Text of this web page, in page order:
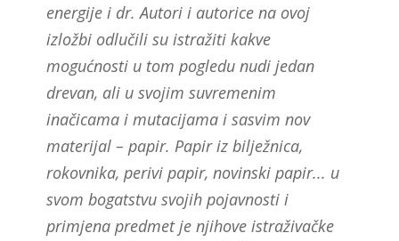
energije i dr. Autori i autorice na ovoj
izložbi odlučili su istražiti kakve
mogućnosti u tom pogledu nudi jedan
drevan, ali u svojim suvremenim
inačicama i mutacijama i sasvim nov
materijal – papir. Papir iz bilježnica,
rokovnika, perivi papir, novinski papir... u
svom bogatstvu svojih pojavnosti i
primjena predmet je njihove istraživačke